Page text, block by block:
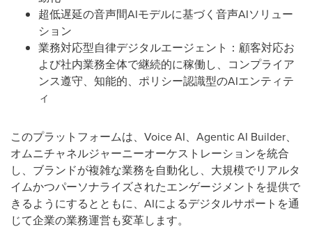
超低遅延の音声間AIモデルに基づく音声AIソリュー
ション
業務対応型自律デジタルエージェント：顧客対応お
よび社内業務全体で継続的に稼働し、コンプライア
ンス遵守、知能的、ポリシー認識型のAIエンティテ
ィ
このプラットフォームは、Voice AI、Agentic AI Builder、
オムニチャネルジャーニーオーケストレーションを統合
し、ブランドが複雑な業務を自動化し、大規模でリアルタ
イムかつパーソナライズされたエンゲージメントを提供で
きるようにするとともに、AIによるデジタルサポートを通
じて企業の業務運営も変革します。